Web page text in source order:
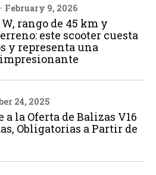
February 9, 2026
rango de 45 km y
este scooter cuesta
y representa una
24, 2025
a la Oferta de Balizas V16
Obligatorias a Partir de